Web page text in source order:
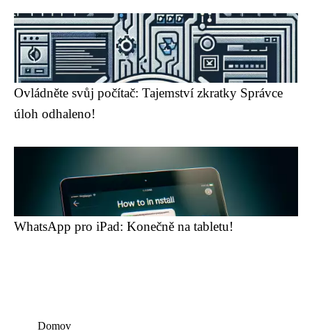
Ovládněte svůj počítač: Tajemství zkratky Správce
úloh odhaleno!
WhatsApp pro iPad: Konečně na tabletu!
Domov